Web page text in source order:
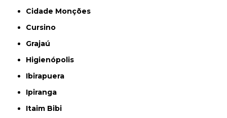
Cidade Monções
Cursino
Grajaú
Higienópolis
Ibirapuera
Ipiranga
Itaim Bibi